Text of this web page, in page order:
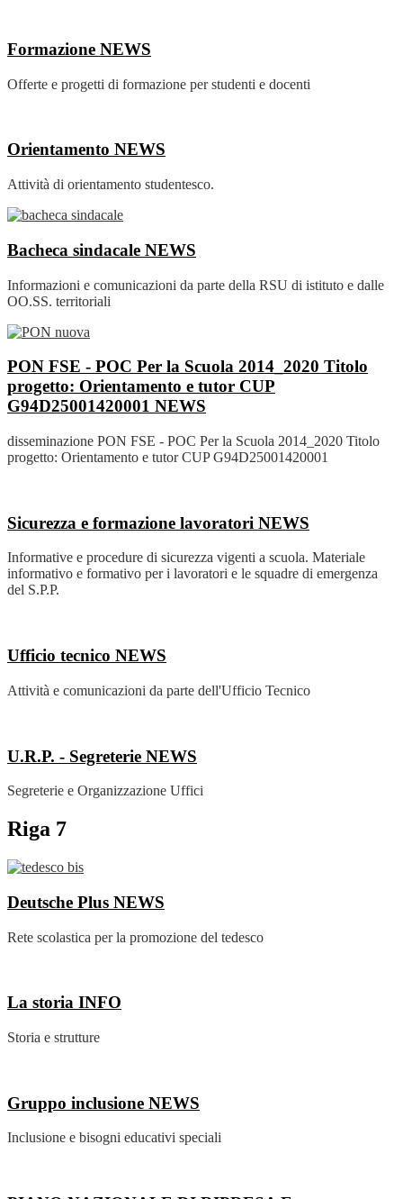
Formazione NEWS
Offerte e progetti di formazione per studenti e docenti
Orientamento NEWS
Attività di orientamento studentesco.
Bacheca sindacale NEWS
Informazioni e comunicazioni da parte della RSU di istituto e dalle
OO.SS. territoriali
PON FSE - POC Per la Scuola 2014_2020 Titolo
progetto: Orientamento e tutor CUP
G94D25001420001 NEWS
disseminazione PON FSE - POC Per la Scuola 2014_2020 Titolo
progetto: Orientamento e tutor CUP G94D25001420001
Sicurezza e formazione lavoratori NEWS
Informative e procedure di sicurezza vigenti a scuola. Materiale
informativo e formativo per i lavoratori e le squadre di emergenza
del S.P.P.
Ufficio tecnico NEWS
Attività e comunicazioni da parte dell'Ufficio Tecnico
U.R.P. - Segreterie NEWS
Segreterie e Organizzazione Uffici
Riga 7
Deutsche Plus NEWS
Rete scolastica per la promozione del tedesco
La storia INFO
Storia e strutture
Gruppo inclusione NEWS
Inclusione e bisogni educativi speciali